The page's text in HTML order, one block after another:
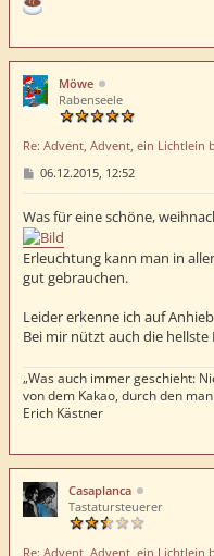
Möwe
Rabenseele
Re: Advent, Advent, ein Lichtlein
B
t
r
a
g
06.12.2015, 12:52
Was für eine schöne,
Erleuchtung kann man in
gut gebrauchen.
Leider erkenne ich auf
Bei mir nützt auch die hellste
„Was auch immer geschieht:
von dem Kakao, durch den
Erich Kästner
Casaplanca
Tastatursteuerer
Re: Advent, Advent, ein Lichtlein